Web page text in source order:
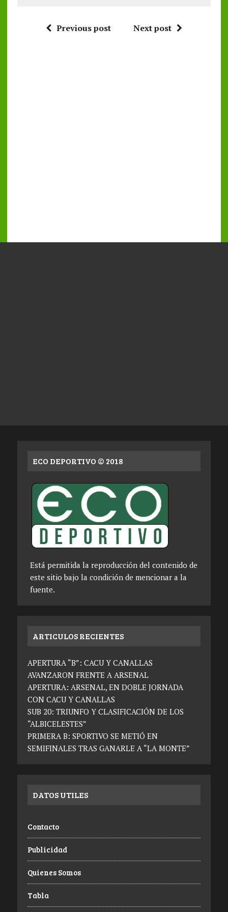
Previous post Next post
ECO DEPORTIVO © 2018
Está permitida la reproducción del contenido de
este sitio bajo la condición de mencionar a la
fuente.
ARTICULOS RECIENTES
APERTURA “B”: CACU Y CANALLAS
AVANZARON FRENTE A ARSENAL
APERTURA: ARSENAL, EN DOBLE JORNADA
CON CACU Y CANALLAS
SUB 20: TRIUNFO Y CLASIFICACIÓN DE LOS
“ALBICELESTES”
PRIMERA B: SPORTIVO SE METIÓ EN
SEMIFINALES TRAS GANARLE A “LA MONTE”
DATOS UTILES
Contacto
Publicidad
Quienes Somos
Tabla